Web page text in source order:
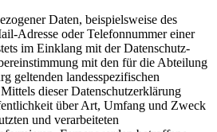
Daten, beispielsweise des
Adresse oder Telefonnummer einer
im Einklang mit der Datenschutz-
mit den für die Abteilung
geltenden landesspezifischen
dieser Datenschutzerklärung
über Art, Umfang und Zweck
und verarbeiteten